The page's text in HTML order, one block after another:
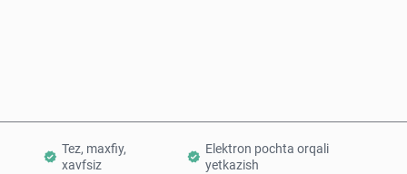
Tez, maxfiy,
xavfsiz
Elektron pochta orqali
yetkazish